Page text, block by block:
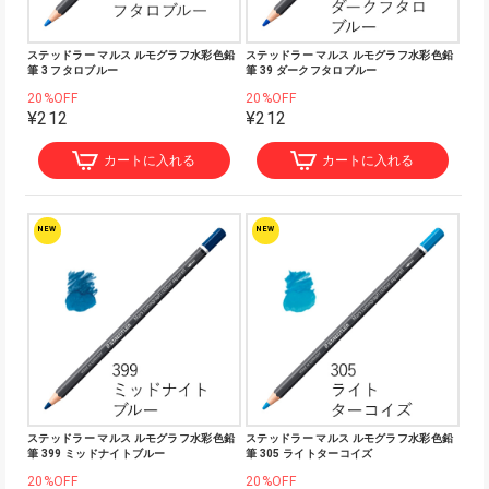
ステッドラー マルス ルモグラフ水彩色鉛
筆 3 フタロブルー
20%OFF
¥212
カートに入れる
ステッドラー マルス ルモグラフ水彩色鉛
筆 39 ダークフタロブルー
20%OFF
¥212
カートに入れる
NEW
ステッドラー マルス ルモグラフ水彩色鉛
筆 399 ミッドナイトブルー
20%OFF
NEW
ステッドラー マルス ルモグラフ水彩色鉛
筆 305 ライトターコイズ
20%OFF